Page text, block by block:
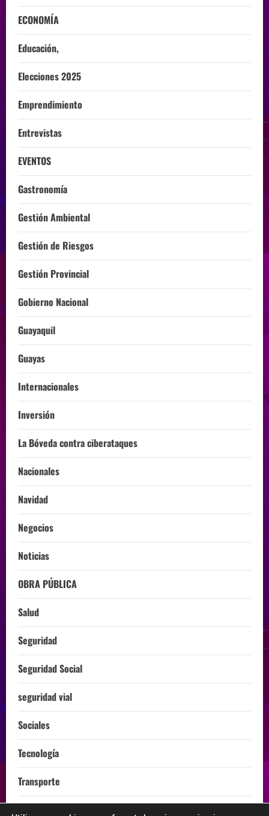
ECONOMÍA
Educación,
Elecciones 2025
Emprendimiento
Entrevistas
EVENTOS
Gastronomía
Gestión Ambiental
Gestión de Riesgos
Gestión Provincial
Gobierno Nacional
Guayaquil
Guayas
Internacionales
Inversión
La Bóveda contra ciberataques
Nacionales
Navidad
Negocios
Noticias
OBRA PÚBLICA
Salud
Seguridad
Seguridad Social
seguridad vial
Sociales
Tecnología
Transporte